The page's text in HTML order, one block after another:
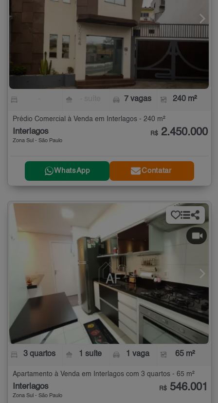
7 vagas 240 m²
Prédio Comercial à Venda em Interlagos - 240 m²
Interlagos
Zona Sul - São Paulo
R$ 2.450.000
WhatsApp Contatar
3 quartos 1 suíte 1 vaga 65 m²
Apartamento à Venda em Interlagos com 3 quartos - 65 m²
Interlagos
Zona Sul - São Paulo
R$ 546.001